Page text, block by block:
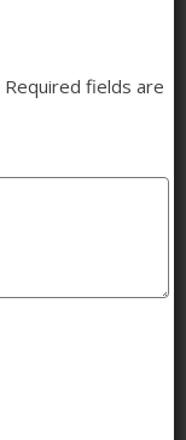
Required fields are